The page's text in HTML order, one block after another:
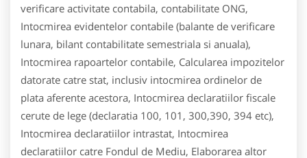
verificare activitate contabila, contabilitate ONG,
Intocmirea evidentelor contabile (balante de verificare
lunara, bilant contabilitate semestriala si anuala),
Intocmirea rapoartelor contabile, Calcularea impozitelor
datorate catre stat, inclusiv intocmirea ordinelor de
plata aferente acestora, Intocmirea declaratiilor fiscale
cerute de lege (declaratia 100, 101, 300,390, 394 etc),
Intocmirea declaratiilor intrastat, Intocmirea
declaratiilor catre Fondul de Mediu, Elaborarea altor